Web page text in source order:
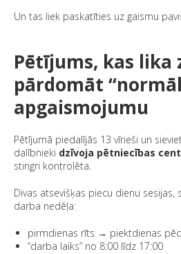
Un tas liek paskatīties uz gaismu
Pētījums, kas
pārdomāt
apgaismojumu
Pētījumā piedalījās 13 vīrieši un
dalībnieki dzīvoja pētniecības
stingri kontrolēta.
Divas atsevišķas piecu dienu
darba nedēļa:
pirmdienas rīts → piektdienas
“darba laiks” no 8:00 līdz 17:00